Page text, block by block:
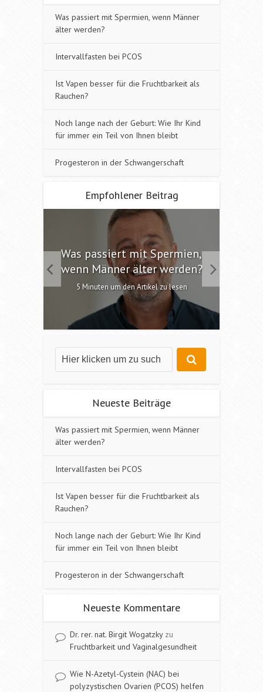
Was passiert mit Spermien, wenn Männer
älter werden?
Intervallfasten bei PCOS
Ist Vapen besser für die Fruchtbarkeit als
Rauchen?
Noch lange nach der Geburt: Wie Ihr Kind
für immer ein Teil von Ihnen bleibt
Progesteron in der Schwangerschaft
Empfohlener Beitrag
Was passiert mit Spermien,
wenn Männer älter werden?
5 Minuten um den Artikel zu lesen
Neueste Beiträge
Was passiert mit Spermien, wenn Männer
älter werden?
Intervallfasten bei PCOS
Ist Vapen besser für die Fruchtbarkeit als
Rauchen?
Noch lange nach der Geburt: Wie Ihr Kind
für immer ein Teil von Ihnen bleibt
Progesteron in der Schwangerschaft
Neueste Kommentare
Dr. rer. nat. Birgit Wogatzkyzu
Fruchtbarkeit und Vaginalgesundheit
Wie N-Azetyl-Cystein (NAC) bei
polyzystischen Ovarien (PCOS) helfen